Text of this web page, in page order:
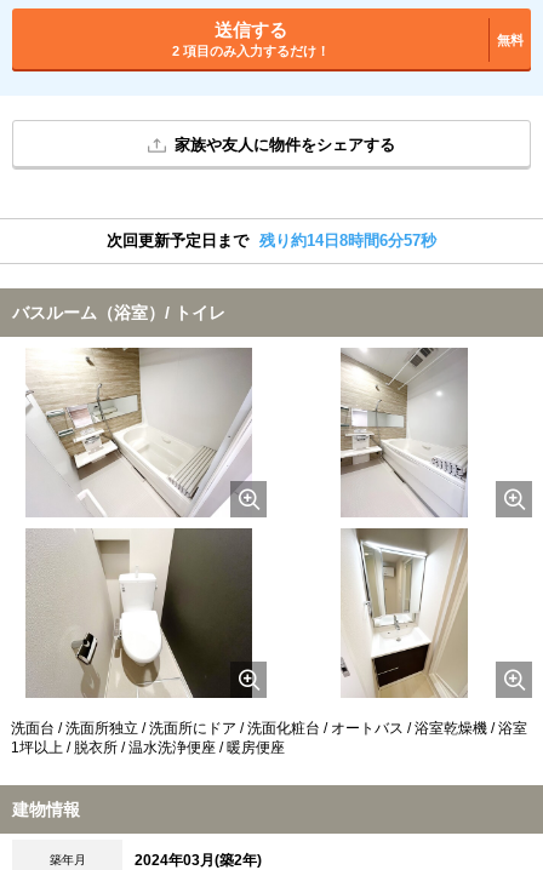
送信する
2 項目のみ入力するだけ！
無料
家族や友人に物件をシェアする
次回更新予定日まで 残り約14日8時間6分56秒
バスルーム（浴室）/ トイレ
洗面台 / 洗面所独立 / 洗面所にドア / 洗面化粧台 / オートバス / 浴室乾燥機 / 浴室
1坪以上 / 脱衣所 / 温水洗浄便座 / 暖房便座
建物情報
築年月 2024年03月(築2年)